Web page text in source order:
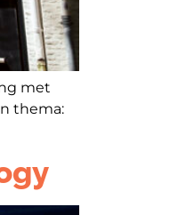
met
thema: